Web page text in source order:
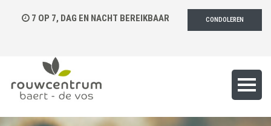
7 OP 7, DAG EN NACHT BEREIKBAAR CONDOLEREN